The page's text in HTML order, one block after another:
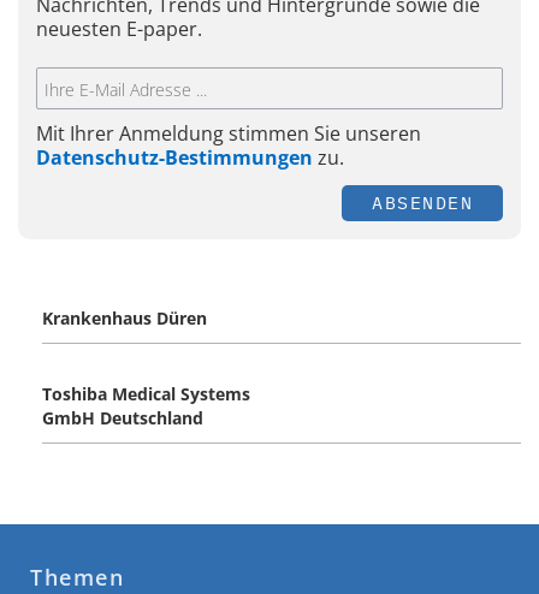
neuesten E-paper.
Mit Ihrer Anmeldung stimmen Sie unseren
Datenschutz-Bestimmungen zu.
ABSENDEN
Krankenhaus Düren
Toshiba Medical Systems
GmbH Deutschland
Themen